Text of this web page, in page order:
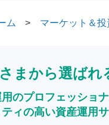
ム マーケット＆投
まから選ばれ
のプロフェッショ
ィの高い資産運用